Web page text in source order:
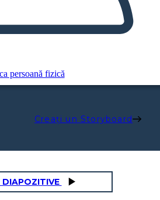
persoană fizică
Creați un Storyboard
DIAPOZITIVE